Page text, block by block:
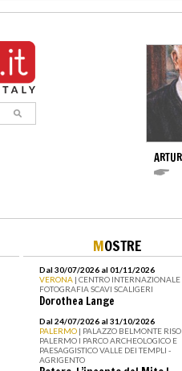
MOSTRE
Dal 30/07/2026 al 01/11/2026
VERONA | CENTRO INTERNAZIONALE
FOTOGRAFIA SCAVI SCALIGERI
Dorothea Lange
Dal 24/07/2026 al 31/10/2026
PALERMO | PALAZZO BELMONTE RISO
PALERMO I PARCO ARCHEOLOGICO E
PAESAGGISTICO VALLE DEI TEMPLI -
AGRIGENTO